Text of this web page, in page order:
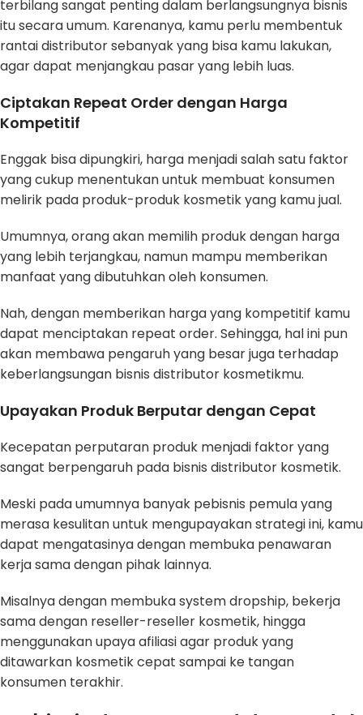
terbilang sangat penting dalam berlangsungnya bisnis
itu secara umum. Karenanya, kamu perlu membentuk
rantai distributor sebanyak yang bisa kamu lakukan,
agar dapat menjangkau pasar yang lebih luas.
Ciptakan Repeat Order dengan Harga
Kompetitif
Enggak bisa dipungkiri, harga menjadi salah satu faktor
yang cukup menentukan untuk membuat konsumen
melirik pada produk-produk kosmetik yang kamu jual.
Umumnya, orang akan memilih produk dengan harga
yang lebih terjangkau, namun mampu memberikan
manfaat yang dibutuhkan oleh konsumen.
Nah, dengan memberikan harga yang kompetitif kamu
dapat menciptakan repeat order. Sehingga, hal ini pun
akan membawa pengaruh yang besar juga terhadap
keberlangsungan bisnis distributor kosmetikmu.
Upayakan Produk Berputar dengan Cepat
Kecepatan perputaran produk menjadi faktor yang
sangat berpengaruh pada bisnis distributor kosmetik.
Meski pada umumnya banyak pebisnis pemula yang
merasa kesulitan untuk mengupayakan strategi ini, kamu
dapat mengatasinya dengan membuka penawaran
kerja sama dengan pihak lainnya.
Misalnya dengan membuka system dropship, bekerja
sama dengan reseller-reseller kosmetik, hingga
menggunakan upaya afiliasi agar produk yang
ditawarkan kosmetik cepat sampai ke tangan
konsumen terakhir.